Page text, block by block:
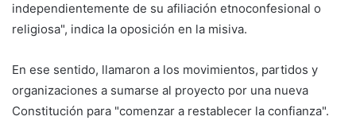
independientemente de su afiliación etnoconfesional o
religiosa", indica la oposición en la misiva.
En ese sentido, llamaron a los movimientos, partidos y
organizaciones a sumarse al proyecto por una nueva
Constitución para "comenzar a restablecer la confianza".